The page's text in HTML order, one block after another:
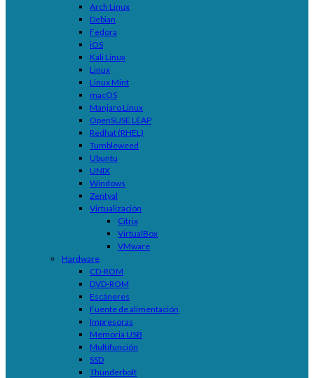
Arch Linux
Debian
Fedora
iOS
Kali Linux
Linux
Linux Mint
macOS
Manjaro Linux
OpenSUSE LEAP
Redhat (RHEL)
Tumbleweed
Ubuntu
UNIX
Windows
Zentyal
Virtualización
Citrix
VirtualBox
VMware
Hardware
CD-ROM
DVD-ROM
Escáneres
Fuente de alimentación
Impresoras
Memoria USB
Multifunción
SSD
Thunderbolt